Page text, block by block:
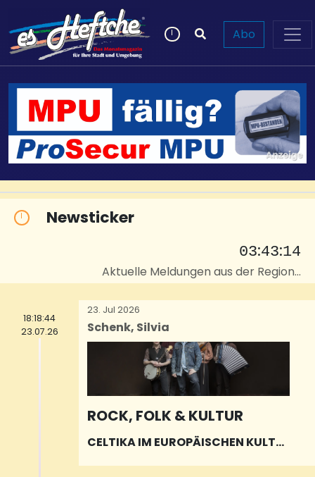
Abo
Newsticker
03:43:15
Aktuelle Meldungen aus der Region...
18:18:44
23.07.26
23. Jul 2026
Schenk, Silvia
ROCK, FOLK & KULTUR
CELTIKA IM EUROPÄISCHEN KULTU